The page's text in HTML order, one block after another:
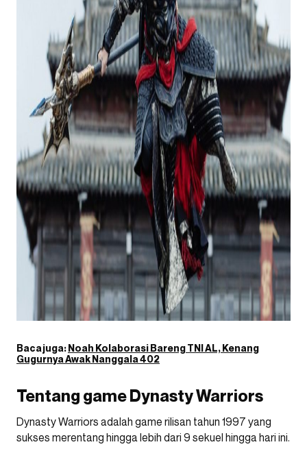
Baca juga:Noah Kolaborasi Bareng TNI AL, Kenang
Gugurnya Awak Nanggala 402
Tentang game Dynasty Warriors
Dynasty Warriors adalah game rilisan tahun 1997 yang
sukses merentang hingga lebih dari 9 sekuel hingga hari ini.